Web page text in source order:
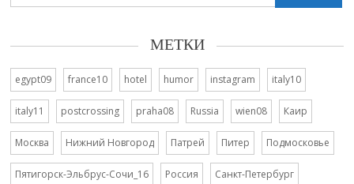
МЕТКИ
egypt09 france10 hotel humor instagram italy10
italy11 postcrossing praha08 Russia wien08 Каир
Москва Нижний Новгород Патрей Питер Подмосковье
Пятигорск-Эльбрус-Сочи_16 Россия Санкт-Петербург